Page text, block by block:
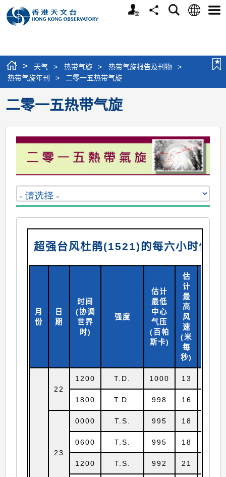
个
分
搜
语
选
> 天气 > 热带气旋 > 热带气旋报告及刊物
>
热带气旋年刊
> 二零一五热带气旋
二零一五热带气旋
超强台风杜鹃(1521)的每六小时位置
月
份
日
期
时间
(协调
世界
时)
强度
估计
最低
中心
气压
(百帕
斯卡)
估
计
最
高
风
速
(米
每
秒)
22
1200 T.D. 1000 13
1800 T.D. 998 16
23
0000 T.S. 995 18
0600 T.S. 995 18
1200 T.S. 992 21